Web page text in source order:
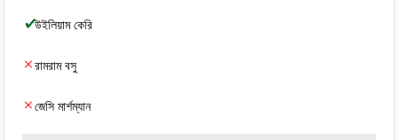
উইলিয়াম কেরি
রামরাম বসু
জেসি মার্শম্যান